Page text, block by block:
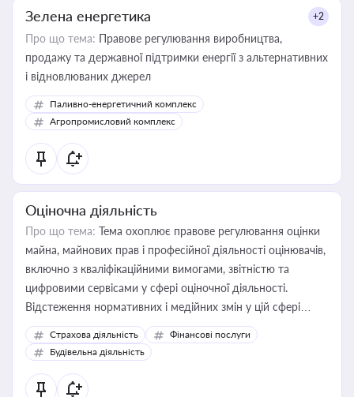
Зелена енергетика +2
Про що тема: Правове регулювання виробництва,
продажу та державної підтримки енергії з альтернативних
і відновлюваних джерел
Паливно-енергетичний комплекс
Агропромисловий комплекс
Оціночна діяльність
Про що тема: Тема охоплює правове регулювання оцінки
майна, майнових прав і професійної діяльності оцінювачів,
включно з кваліфікаційними вимогами, звітністю та
цифровими сервісами у сфері оціночної діяльності.
Відстеження нормативних і медійних змін у цій сфері
корисне для власника бізнесу, керівника, юриста або
бухгалтера під час оподаткування, приватизації, оренди
державного майна, корпоративних угод і перевірки
статусу суб'єктів оціночної діяльності
Страхова діяльність
Фінансові послуги
Будівельна діяльність